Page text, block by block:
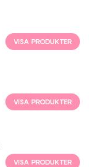
VISA PRODUKTER
VISA PRODUKTER
VISA PRODUKTER